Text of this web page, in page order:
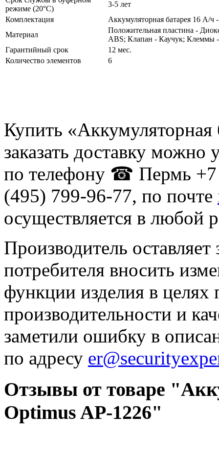
режиме (20°С)
3-5 лет
Комплектация
Аккумуляторная батарея 16 А/
Материал
Положительная пластина -
ABS; Клапан - Каучук; Клеммы -
Гарантийный срок
12 мес.
Количество элементов
6
Купить
заказать доставку
по телефону ☎ Пермь
(495) 799-96-77, по почте
осуществляется в любой
Производитель
потребителя вносить
функции изделия в
производительности и
заметили ошибку в
по адресу
Отзывы от товаре
Optimus AP-1226"